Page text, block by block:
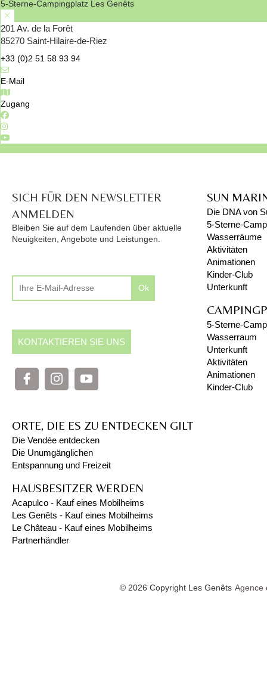
5-Sterne-Campingplatz Les Genêts
201 Av. de la Forêt
85270 Saint-Hilaire-de-Riez
+33 (0)2 51 58 93 94
E-Mail
Zugang
SICH FÜR DEN NEWSLETTER
ANMELDEN
Bleiben Sie auf dem Laufenden über aktuelle
Neuigkeiten, Angebote und Leistungen.
Ok
KONTAKTIEREN SIE UNS
SUN
Die DNA von
5-Sterne-
Wasserräume
Aktivitäten
Animationen
Kinder-Club
Unterkunft
5-Sterne-
Wasserraum
Unterkunft
Aktivitäten
Animationen
Kinder-Club
ORTE, DIE ES ZU ENTDECKEN GILT
Die Vendée entdecken
Die Unumgänglichen
Entspannung und Freizeit
HAUSBESITZER WERDEN
Acapulco - Kauf eines Mobilheims
Les Genêts - Kauf eines Mobilheims
Le Château - Kauf eines Mobilheims
Partnerhändler
© 2026 Copyright Les Genêts Agence